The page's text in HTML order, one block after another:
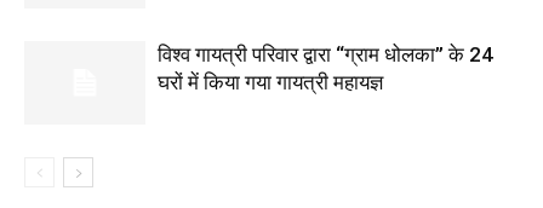
विश्व गायत्री परिवार द्वारा “ग्राम धोलका” के 24
घरों में किया गया गायत्री महायज्ञ